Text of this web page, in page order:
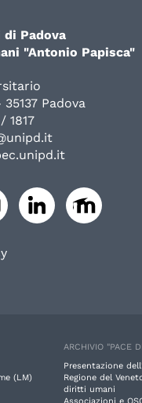
Padova
"Antonio Papisca"
Padova
1817
(LM)
ARCHIVIO "PACE
Presentazione
Regione del
diritti umani